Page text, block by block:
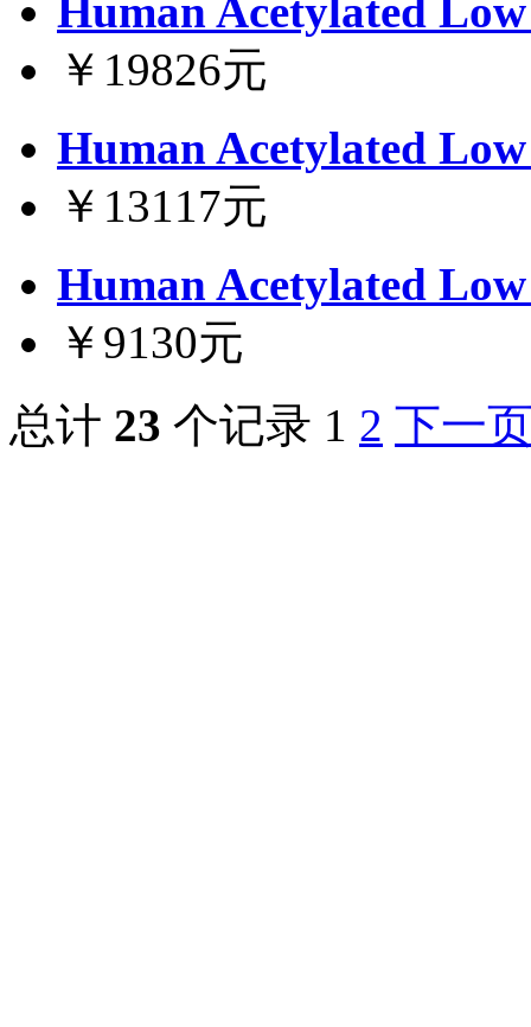
Human Acetylated
￥19826元
Human Acetylated
￥13117元
Human Acetylated
￥9130元
总计 23 个记录 1 2 下一